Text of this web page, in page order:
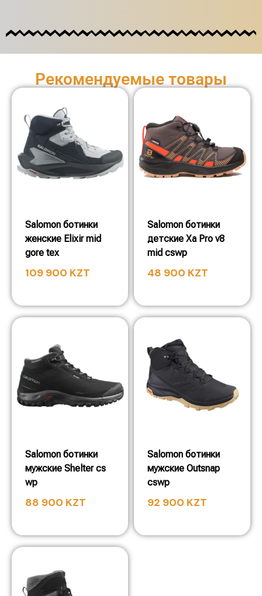
Рекомендуемые товары
Salomon ботинки
женские Elixir mid
gore tex
109 900 KZT
Salomon ботинки
детские Xa Pro v8
mid cswp
48 900 KZT
Salomon ботинки
мужские Shelter cs
wp
88 900 KZT
Salomon ботинки
мужские Outsnap
cswp
92 900 KZT